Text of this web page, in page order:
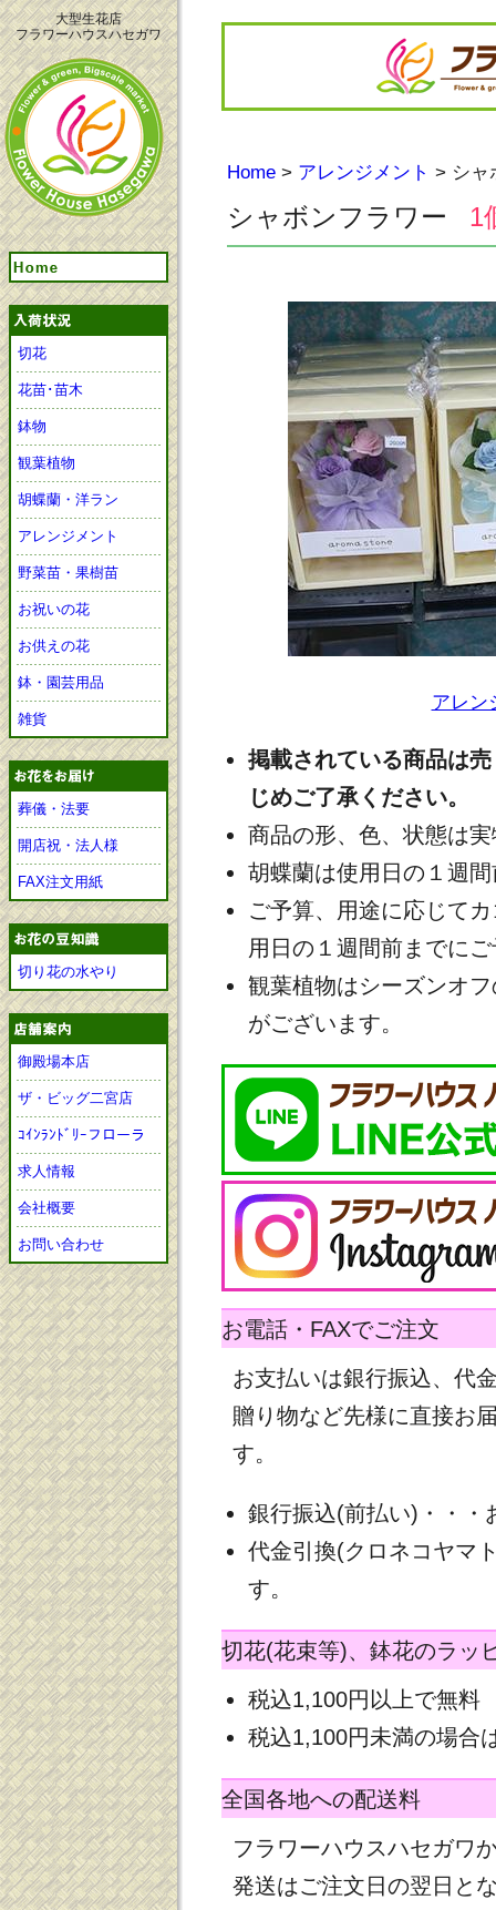
大型生花店
フラワーハウスハセガワ
切花
花苗･苗木
鉢物
観葉植物
胡蝶蘭・洋ラン
アレンジメント
野菜苗・果樹苗
お祝いの花
お供えの花
鉢・園芸用品
雑貨
葬儀・法要
開店祝・法人様
FAX注文用紙
切り花の水やり
御殿場本店
ザ・ビッグ二宮店
ｺｲﾝﾗﾝﾄﾞﾘｰフローラ
求人情報
会社概要
お問い合わせ
Home > アレンジメント > シャ
シャボンフラワー 1
アレン
掲載されている商品は
じめご了承ください。
商品の形、色、状態は
胡蝶蘭は使用日の１週
ご予算、用途に応じて
用日の１週間前までに
観葉植物はシーズンオ
がございます。
お電話・FAXでご注文
お支払いは銀行振込、代
贈り物など先様に直接お
す。
銀行振込(前払い)・・・
代金引換(クロネコヤマ
す。
切花(花束等)、鉢花のラッ
税込1,100円以上で無料
税込1,100円未満の場合
全国各地への配送料
フラワーハウスハセガワ
発送はご注文日の翌日と